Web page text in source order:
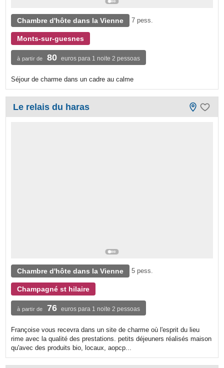
Chambre d'hôte dans la Vienne 7 pess.
Monts-sur-guesnes
à partir de 80 euros para 1 noite 2 pessoas
Séjour de charme dans un cadre au calme
Le relais du haras
Chambre d'hôte dans la Vienne 5 pess.
Champagné st hilaire
à partir de 76 euros para 1 noite 2 pessoas
Françoise vous recevra dans un site de charme où l'esprit du lieu
rime avec la qualité des prestations. petits déjeuners réalisés maison
qu'avec des produits bio, locaux, aopcp...